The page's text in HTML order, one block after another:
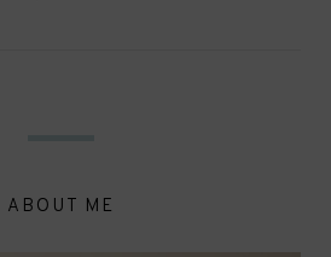
ABOUT ME